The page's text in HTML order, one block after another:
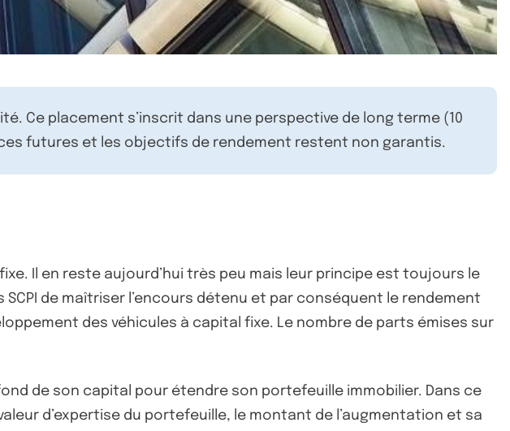
Ce placement s’inscrit dans une perspective de long terme (10
futures et les objectifs de rendement restent non garantis.
Il en reste aujourd’hui très peu mais leur principe est toujours le
de maîtriser l’encours détenu et par conséquent le rendement
des véhicules à capital fixe. Le nombre de parts émises sur
de son capital pour étendre son portefeuille immobilier. Dans ce
d’expertise du portefeuille, le montant de l’augmentation et sa